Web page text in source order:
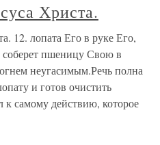
Христа.
12. лопата Его в руке Его,
пшеницу Свою в
неугасимым.Речь полна
и готов очистить
самому действию, которое